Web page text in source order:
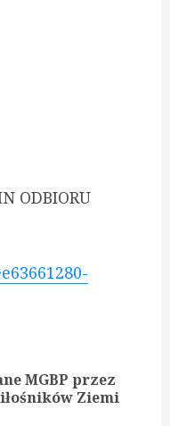
ODBIORU
MGBP przez
Ziemi